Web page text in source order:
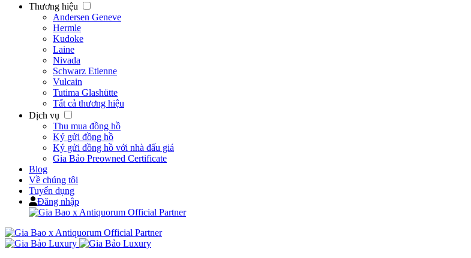
Thương hiệu
Andersen Geneve
Hermle
Kudoke
Laine
Nivada
Schwarz Etienne
Vulcain
Tutima Glashütte
Tất cả thương hiệu
Dịch vụ
Thu mua đồng hồ
Ký gửi đồng hồ
Ký gửi đồng hồ với nhà đấu giá
Gia Bảo Preowned Certificate
Blog
Về chúng tôi
Tuyển dụng
Đăng nhập